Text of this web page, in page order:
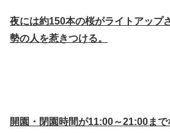
夜には約150本の桜がライトアップ
勢の人を惹きつける。
開園・閉園時間が11:00～21:00ま